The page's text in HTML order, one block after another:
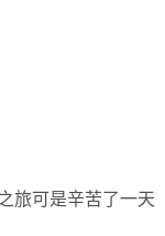
旅可是辛苦了一天